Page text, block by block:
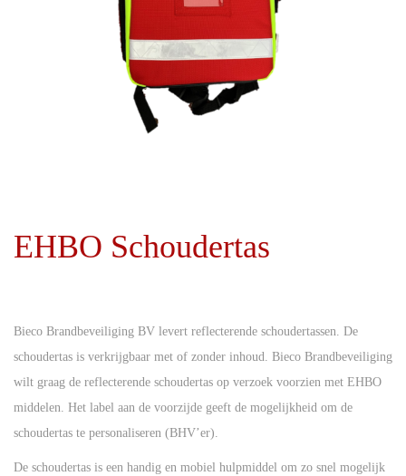
i
e
d
EHBO Schoudertas
Bieco Brandbeveiliging BV levert reflecterende schoudertassen. De
schoudertas is verkrijgbaar met of zonder inhoud. Bieco Brandbeveiliging
wilt graag de reflecterende schoudertas op verzoek voorzien met EHBO
middelen. Het label aan de voorzijde geeft de mogelijkheid om de
schoudertas te personaliseren (BHV’er).
De schoudertas is een handig en mobiel hulpmiddel om zo snel mogelijk